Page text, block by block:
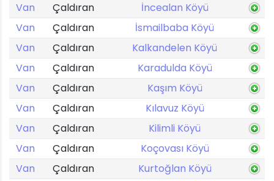
Van
Çaldıran
İncealan Köyü
Van
Çaldıran
İsmailbaba Köyü
Van
Çaldıran
Kalkandelen Köyü
Van
Çaldıran
Karadulda Köyü
Van
Çaldıran
Kaşım Köyü
Van
Çaldıran
Kılavuz Köyü
Van
Çaldıran
Kilimli Köyü
Van
Çaldıran
Koçovası Köyü
Van
Çaldıran
Kurtoğlan Köyü